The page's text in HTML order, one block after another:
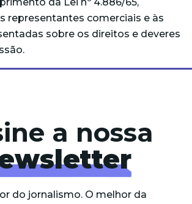
representantes comerciais e às
sobre os direitos e deveres
a nossa
do jornalismo. O melhor da